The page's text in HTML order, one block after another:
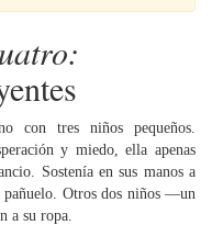
con tres niños pequeños.
y miedo, ella apenas
Sostenía en sus manos a
pañuelo. Otros dos niños —un
a su ropa.